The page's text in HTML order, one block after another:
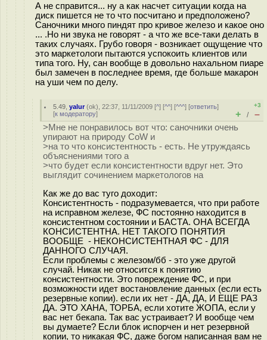
А не справится... ну а как насчет ситуации когда на
диск пишется не то что посчитано и предположено?
Саночники много пиндят про кривое железо и какое оно
... .Но ни звука не говорят - а что же все-таки делать в
таких случаях. Грубо говоря - возникает ощущение что
это маркетологи пытаются успокоить клиентов или
типа того. Ну, сан вообще в довольно нахальном пиаре
был замечен в последнее время, где больше макарон
на уши чем по делу.
5.49 ,yalur(ok), 22:37, 11/11/2009 [^] [^^] [^^^] [ответить]
[к модератору]
+3
+ / –
>Мне не понравилось вот что: саночники очень
упирают на природу CoW и
>на то что консистентность - есть. Не утруждаясь
объяснениями того а
>что будет если консистентности вдруг нет. Это
выглядит сочинением маркетологов на
Как же до вас туго доходит:
Консистентность - подразумевается, что при работе
на исправном железе, ФС постоянно находится в
консистентном состоянии и БАСТА. ОНА ВСЕГДА
КОНСИСТЕНТНА. НЕТ ТАКОГО ПОНЯТИЯ
ВООБЩЕ - НЕКОНСИСТЕНТНАЯ ФС - ДЛЯ
ДАННОГО СЛУЧАЯ.
Если проблемы с железом/бб - это уже другой
случай. Никак не относится к понятию
консистентности. Это повреждение ФС, и при
возможности идет востановление данных (если есть
резервные копии). если их нет - ДА, ДА, И ЕЩЕ РАЗ
ДА. ЭТО ХАНА, ТОРБА, если хотите ЖОПА, если у
вас нет бекапа. Так вас устраивает? И вообще чем
вы думаете? Если блок испорчен и нет резервной
копии, то никакая ФС, даже богом написанная вам не